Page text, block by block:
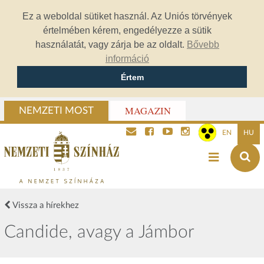
Ez a weboldal sütiket használ. Az Uniós törvények
értelmében kérem, engedélyezze a sütik
használatát, vagy zárja be az oldalt. Bővebb
információ
Értem
NEMZETI MOST MAGAZIN
EN HU
Vissza a hírekhez
Candide, avagy a Jámbor